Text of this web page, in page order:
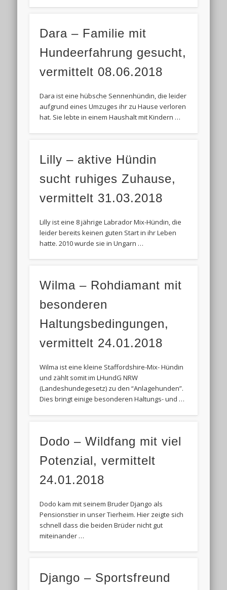
Dara – Familie mit
Hundeerfahrung gesucht,
vermittelt 08.06.2018
Dara ist eine hübsche Sennenhündin, die leider
aufgrund eines Umzuges ihr zu Hause verloren
hat. Sie lebte in einem Haushalt mit Kindern …
Lilly – aktive Hündin
sucht ruhiges Zuhause,
vermittelt 31.03.2018
Lilly ist eine 8 jährige Labrador Mix-Hündin, die
leider bereits keinen guten Start in ihr Leben
hatte. 2010 wurde sie in Ungarn …
Wilma – Rohdiamant mit
besonderen
Haltungsbedingungen,
vermittelt 24.01.2018
Wilma ist eine kleine Staffordshire-Mix- Hündin
und zählt somit im LHundG NRW
(Landeshundegesetz) zu den “Anlagehunden”.
Dies bringt einige besonderen Haltungs- und …
Dodo – Wildfang mit viel
Potenzial, vermittelt
24.01.2018
Dodo kam mit seinem Bruder Django als
Pensionstier in unser Tierheim. Hier zeigte sich
schnell dass die beiden Brüder nicht gut
miteinander …
Django – Sportsfreund